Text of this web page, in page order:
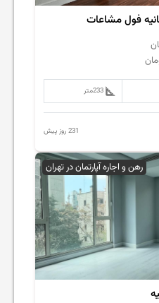
233متر
231 روز پیش
رهن و اجاره آپارتمان در تهران